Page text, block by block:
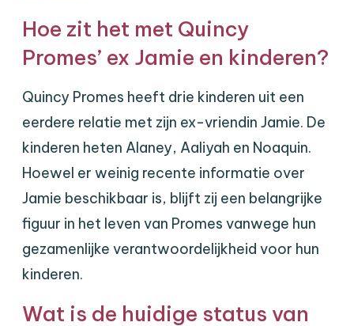
Hoe zit het met Quincy
Promes’ ex Jamie en kinderen?
Quincy Promes heeft drie kinderen uit een
eerdere relatie met zijn ex-vriendin Jamie. De
kinderen heten Alaney, Aaliyah en Noaquin.
Hoewel er weinig recente informatie over
Jamie beschikbaar is, blijft zij een belangrijke
figuur in het leven van Promes vanwege hun
gezamenlijke verantwoordelijkheid voor hun
kinderen.
Wat is de huidige status van